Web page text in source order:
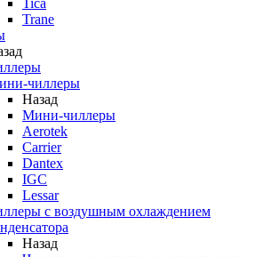
Tica
Trane
чиллеры
Назад
Мини-чиллеры
Aerotek
Carrier
Dantex
IGC
Lessar
с воздушным охлаждением
Назад